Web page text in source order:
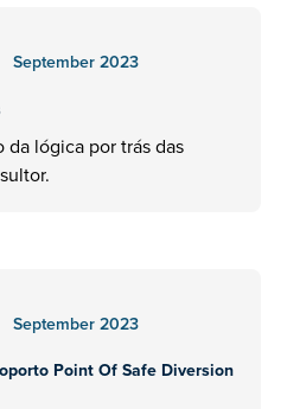
September 2023
da lógica por trás das
September 2023
Point Of Safe Diversion